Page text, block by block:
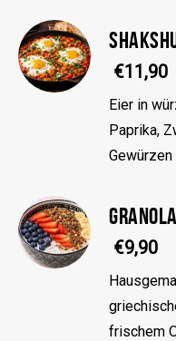
€11,90
Eier in
Paprika,
Gewürzen
€9,90
frischem